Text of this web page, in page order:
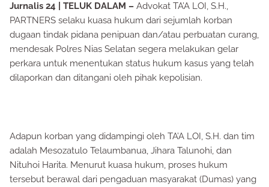
Jurnalis 24 | TELUK DALAM – Advokat TA’A LOI, S.H.,
PARTNERS selaku kuasa hukum dari sejumlah korban
dugaan tindak pidana penipuan dan/atau perbuatan curang,
mendesak Polres Nias Selatan segera melakukan gelar
perkara untuk menentukan status hukum kasus yang telah
dilaporkan dan ditangani oleh pihak kepolisian.
Adapun korban yang didampingi oleh TA’A LOI, S.H. dan tim
adalah Mesozatulo Telaumbanua, Jihara Talunohi, dan
Nituhoi Harita. Menurut kuasa hukum, proses hukum
tersebut berawal dari pengaduan masyarakat (Dumas) yang